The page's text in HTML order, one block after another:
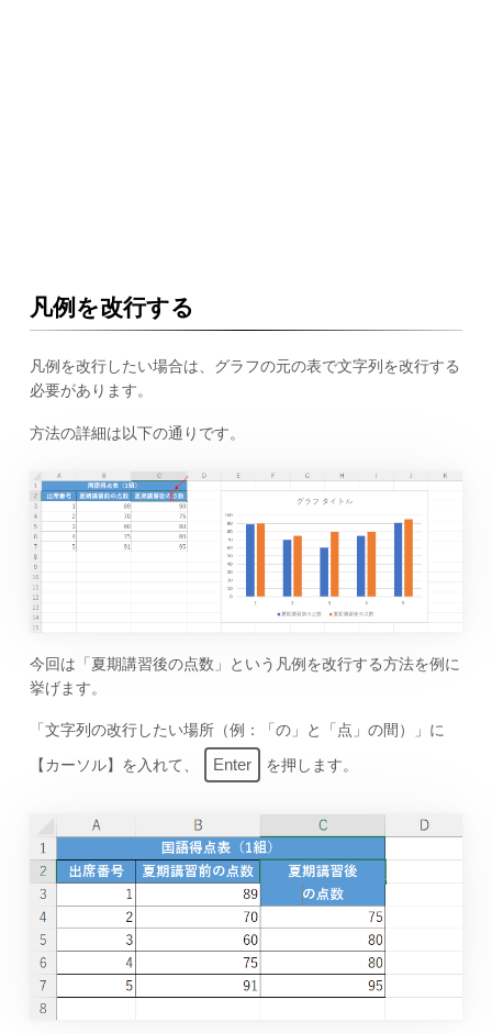
凡例を改行する
凡例を改行したい場合は、グラフの元の表で文字列を改行する
必要があります。
方法の詳細は以下の通りです。
今回は「夏期講習後の点数」という凡例を改行する方法を例に
挙げます。
「文字列の改行したい場所（例：「の」と「点」の間）」に
【カーソル】を入れて、
Enter を押します。